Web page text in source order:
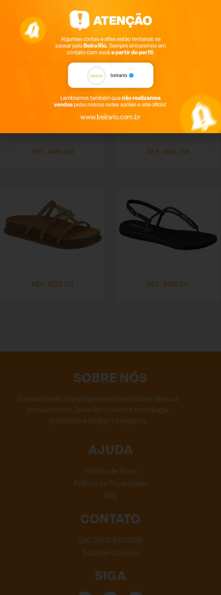
Productos relacionados
REF. 8436.249 REF. 8561.108
REF. 8523.131 REF. 8395.237
SOBRE NÓS
Inspirada pela pluralidade e autenticidade de suas
consumidoras, Beira Rio combina tecnologia,
qualidade e design inteligente.
AJUDA
Política de Troca
Política de Privacidade
FAQ
CONTATO
SAC 0800 541 3536
Trabalhe Conosco
SIGA